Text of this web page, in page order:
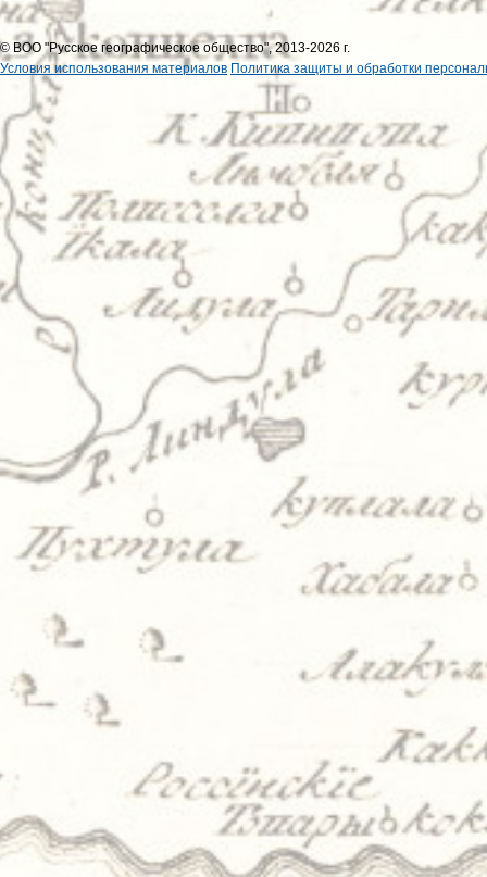
© ВОО "Русское географическое общество", 2013-2026 г.
Условия использования материалов Политика защиты и обработки